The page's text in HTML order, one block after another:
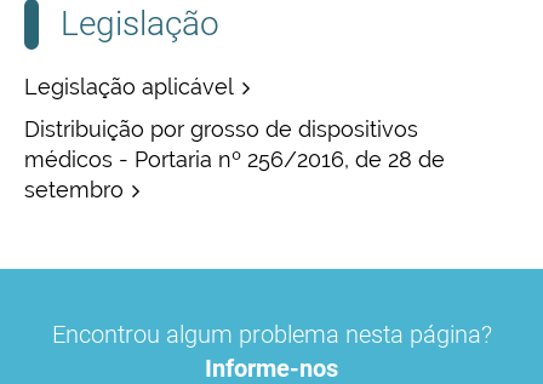
Legislação
Legislação aplicável
Distribuição por grosso de dispositivos
médicos - Portaria nº 256/2016, de 28 de
setembro
Encontrou algum problema nesta página?
Informe-nos